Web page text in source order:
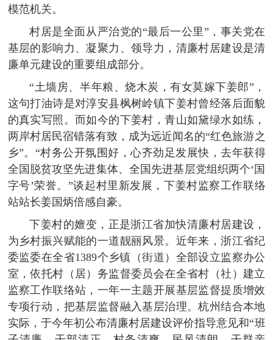
模范机关。
村居是全面从严治党的“最后一公里”，事关党在
基层的影响力、凝聚力、领导力，清廉村居建设是清
廉单元建设的重要组成部分。
“土墙房、半年粮、烧木炭，有女莫嫁下姜郎”，
这句打油诗是对淳安县枫树岭镇下姜村曾经落后面貌
的真实写照。而如今的下姜村，青山如黛绿水如练，
两岸村居民宿错落有致，成为远近闻名的“红色旅游之
乡”。“村务公开氛围好，心齐劲足发展快，去年获得
全国脱贫攻坚先进集体、全国先进基层党组织两个‘国
字号’荣誉。”谈起村里新发展，下姜村监察工作联络
站站长姜国炳倍感自豪。
下姜村的嬗变，正是浙江省加快清廉村居建设，
为乡村振兴赋能的一道靓丽风景。近年来，浙江省纪
委监委在全省1389个乡镇（街道）全部设立监察办公
室，依托村（居）务监督委员会在全省村（社）建立
监察工作联络站，一年一主题开展基层监督提质增效
专项行动，把基层监督融入基层治理。杭州结合本地
实际，于今年初公布清廉村居建设评价指导意见和“班